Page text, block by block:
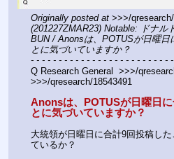
Originally posted at
(201227ZMAR23) Notable: ドナル
BUN / Anonsは、POTUSが日曜日
とに気づいていますか？
- - - - - - - - - - - - - - - - - - - - - - - - -
Q Research General  >>>/
>>>/qresearch/18543491
Anonsは、POTUSが日曜日
とに気づいていますか？
大統領が日曜日に合計9回投稿し
ているか？